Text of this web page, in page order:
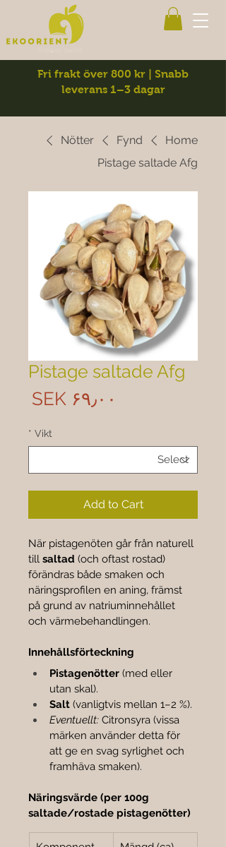
Fri frakt över 800 kr | Snabb
leverans 1–3 dagar
Home
Fynd
Nötter
Pistage saltade Afg
Pistage saltade Afg
‎SEK ۶۹٫۰۰
Vikt
*
Add to Cart
När pistagenöten går från naturell
till saltad (och oftast rostad)
förändras både smaken och
näringsprofilen en aning, främst
på grund av natriuminnehållet
och värmebehandlingen.
Innehållsförteckning
Pistagenötter (med eller
utan skal).
Salt (vanligtvis mellan 1–2 %).
Eventuellt: Citronsyra (vissa
märken använder detta för
att ge en svag syrlighet och
framhäva smaken).
Näringsvärde (per 100g
saltade/rostade pistagenötter)